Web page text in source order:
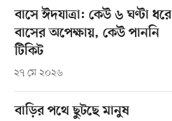
বাসে ঈদযাত্রা: কেউ ৬ ঘণ্টা ধরে
বাসের অপেক্ষায়, কেউ পাননি
টিকিট
২৭ মে ২০২৬
বাড়ির পথে ছুটছে মানুষ